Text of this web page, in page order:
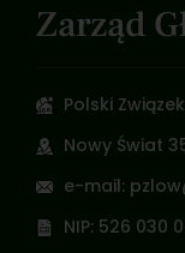
Zarząd
Polski
Nowy Świat
e-mail:
NIP: 526 030